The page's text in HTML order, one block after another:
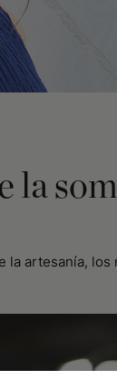
la
artesanía,